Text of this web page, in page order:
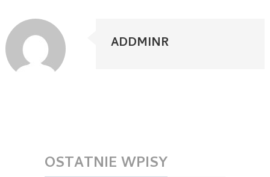
ADDMINR
OSTATNIE WPISY